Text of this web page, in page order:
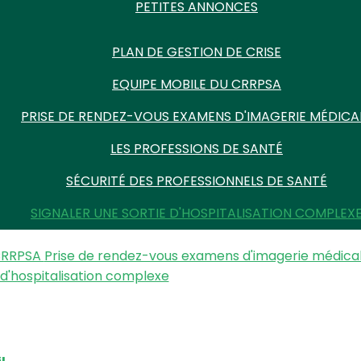
PETITES ANNONCES
PLAN DE GESTION DE CRISE
EQUIPE MOBILE DU CRRPSA
PRISE DE RENDEZ-VOUS EXAMENS D'IMAGERIE
LES PROFESSIONS DE SANTÉ
SÉCURITÉ DES PROFESSIONNELS DE SANTÉ
SIGNALER UNE SORTIE D'HOSPITALISATION
Prise de rendez-vous examens d'imagerie
complexe